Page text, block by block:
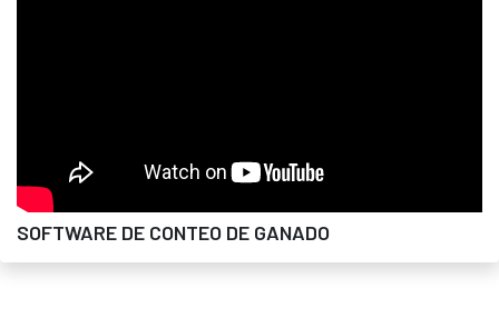
SOFTWARE DE CONTEO DE GANADO